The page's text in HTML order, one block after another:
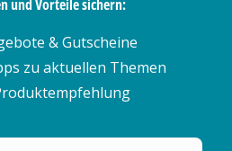
und Vorteile sichern:
& Gutscheine
zu aktuellen Themen